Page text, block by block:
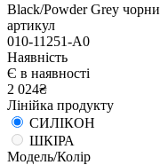
Black/Powder Grey
артикул
010-11251-A0
Наявність
Є в наявності
2 024₴
Лінійка продукту
СИЛІКОН
ШКІРА
Модель/Колір